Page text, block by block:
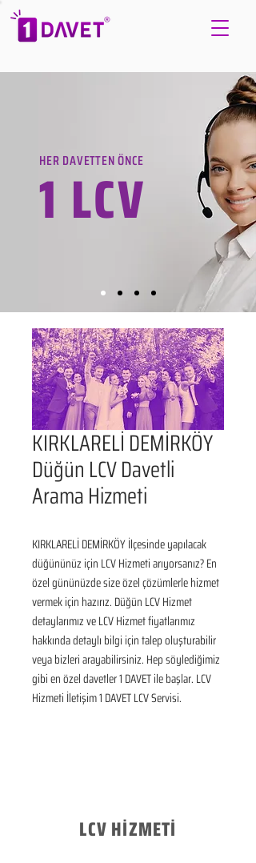
HER DAVETTEN ÖNCE
1 LCV
KIRKLARELİ DEMİRKÖY
Düğün LCV Davetli
Arama Hizmeti
KIRKLARELİ DEMİRKÖY İlçesinde yapılacak
düğününüz için LCV Hizmeti arıyorsanız? En
özel gününüzde size özel çözümlerle hizmet
vermek için hazırız. Düğün LCV Hizmet
detaylarımız ve LCV Hizmet fiyatlarımız
hakkında detaylı bilgi için talep oluşturabilir
veya bizleri arayabilirsiniz. Hep söylediğimiz
gibi en özel davetler 1 DAVET ile başlar. LCV
Hizmeti İletişim 1 DAVET LCV Servisi.
LCV HİZMETİ